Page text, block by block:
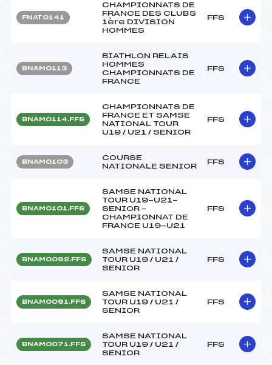
FNAT0141
CHAMPIONNATS DE
FRANCE DES CLUBS
1ère DIVISION
HOMMES
FFS
BNAM0113
BIATHLON RELAIS
HOMMES
CHAMPIONNATS DE
FRANCE
FFS
BNAM0114.FFS
CHAMPIONNATS DE
FRANCE ET SAMSE
NATIONAL TOUR
U19 / U21 / SENIOR
FFS
BNAM0103
COURSE
NATIONALE SENIOR
FFS
BNAM0101.FFS
SAMSE NATIONAL
TOUR U19-U21-
SENIOR –
CHAMPIONNAT DE
FRANCE U19-U21
FFS
BNAM0092.FFS
SAMSE NATIONAL
TOUR U19 / U21 /
SENIOR
FFS
BNAM0091.FFS
SAMSE NATIONAL
TOUR U19 / U21 /
SENIOR
FFS
BNAM0071.FFS
SAMSE NATIONAL
TOUR U19 / U21 /
SENIOR
FFS